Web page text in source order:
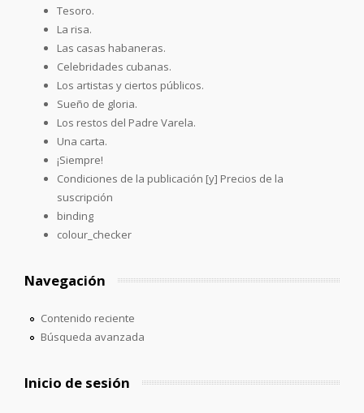
Tesoro.
La risa.
Las casas habaneras.
Celebridades cubanas.
Los artistas y ciertos públicos.
Sueño de gloria.
Los restos del Padre Varela.
Una carta.
¡Siempre!
Condiciones de la publicación [y] Precios de la
suscripción
binding
colour_checker
Navegación
Contenido reciente
Búsqueda avanzada
Inicio de sesión